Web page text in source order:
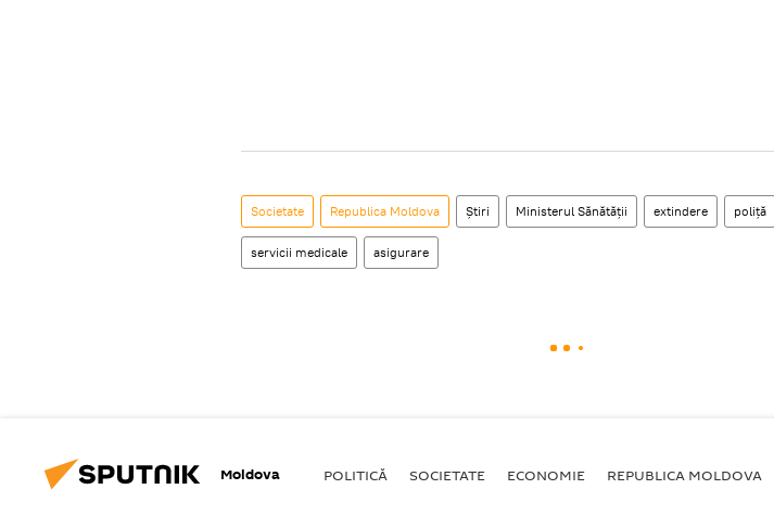
Societate Republica Moldova Știri Ministerul Sănătăţii extindere poliţă
servicii medicale asigurare
Moldova POLITICĂ SOCIETATE ECONOMIE REPUBLICA MOLDOVA